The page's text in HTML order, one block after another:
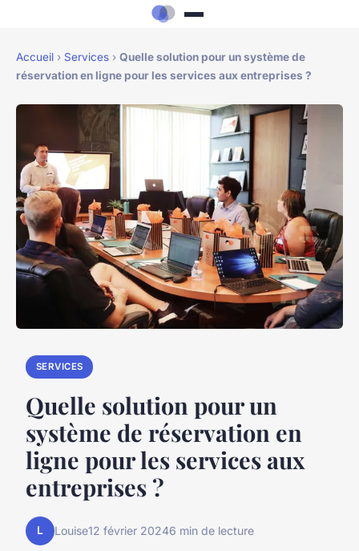
Accueil › Services › Quelle solution pour un système de
réservation en ligne pour les services aux entreprises ?
SERVICES
Quelle solution pour un
système de réservation en
ligne pour les services aux
entreprises ?
L Louise12 février 20246 min de lecture